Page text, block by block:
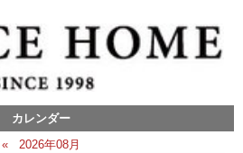
カレンダー
«
2026年08月